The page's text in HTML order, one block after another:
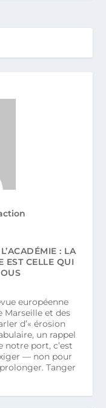
: LA
EST CELLE QUI
européenne
Marseille et des
d’« érosion
un rappel
notre port, c’est
— non pour
Tanger